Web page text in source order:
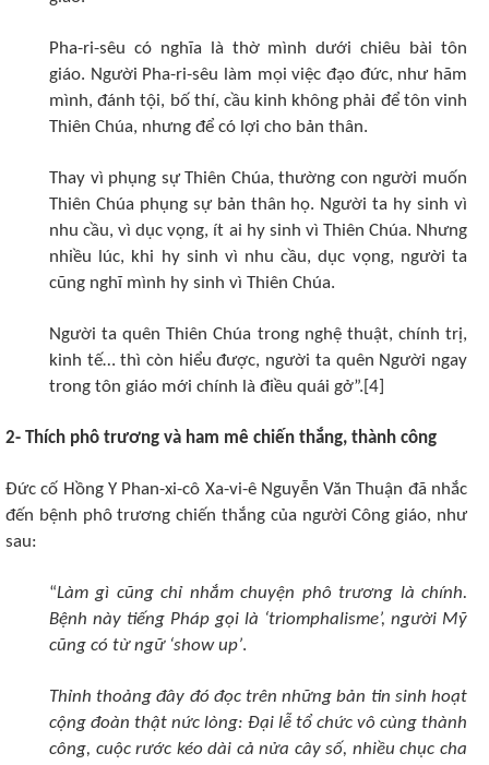
Pha-ri-sêu có nghĩa là thờ mình dưới chiêu bài tôn
giáo. Người Pha-ri-sêu làm mọi việc đạo đức, như hãm
mình, đánh tội, bố thí, cầu kinh không phải để tôn vinh
Thiên Chúa, nhưng để có lợi cho bản thân.
Thay vì phụng sự Thiên Chúa, thường con người muốn
Thiên Chúa phụng sự bản thân họ. Người ta hy sinh vì
nhu cầu, vì dục vọng, ít ai hy sinh vì Thiên Chúa. Nhưng
nhiều lúc, khi hy sinh vì nhu cầu, dục vọng, người ta
cũng nghĩ mình hy sinh vì Thiên Chúa.
Người ta quên Thiên Chúa trong nghệ thuật, chính trị,
kinh tế… thì còn hiểu được, người ta quên Người ngay
trong tôn giáo mới chính là điều quái gở”.[4]
2- Thích phô trương và ham mê chiến thắng, thành công
Đức cố Hồng Y Phan-xi-cô Xa-vi-ê Nguyễn Văn Thuận đã nhắc
đến bệnh phô trương chiến thắng của người Công giáo, như
sau:
“Làm gì cũng chỉ nhắm chuyện phô trương là chính.
Bệnh này tiếng Pháp gọi là ‘triomphalisme’, người Mỹ
cũng có từ ngữ ‘show up’.
Thỉnh thoảng đây đó đọc trên những bản tin sinh hoạt
cộng đoàn thật nức lòng: Đại lễ tổ chức vô cùng thành
công, cuộc rước kéo dài cả nửa cây số, nhiều chục cha